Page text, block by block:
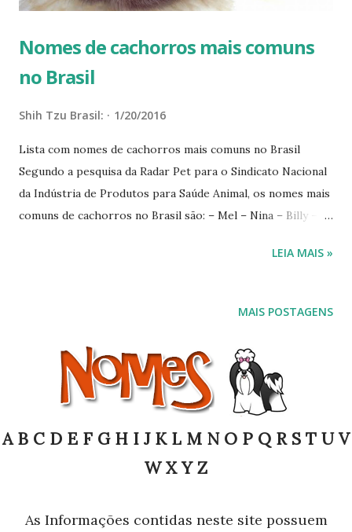
Nomes de cachorros mais comuns
no Brasil
Shih Tzu Brasil: 1/20/2016
Lista com nomes de cachorros mais comuns no Brasil
Segundo a pesquisa da Radar Pet para o Sindicato Nacional
da Indústria de Produtos para Saúde Animal, os nomes mais
comuns de cachorros no Brasil são: – Mel – Nina – Billy –
LEIA MAIS »
MAIS POSTAGENS
A B C D E F G H I J K L M N O P Q R S T U V
W X Y Z
As Informações contidas neste site possuem